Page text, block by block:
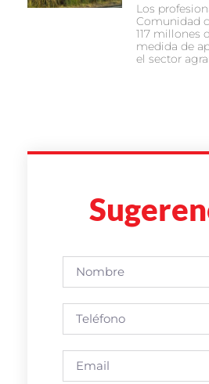
Los
Comunidad
117 millones
medida de
el sector